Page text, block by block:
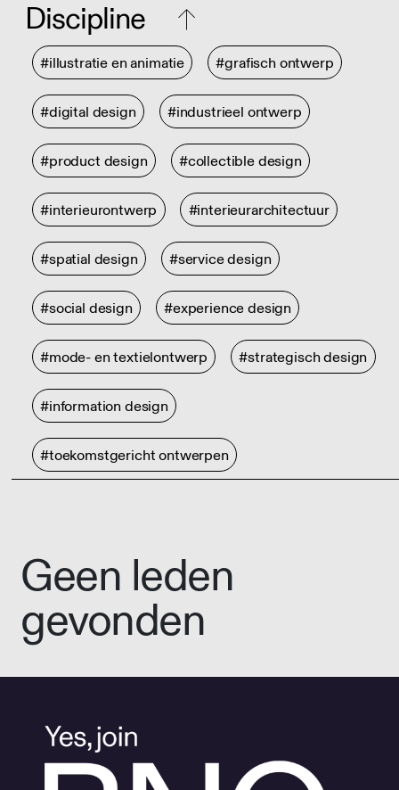
Discipline
#illustratie en animatie #grafisch ontwerp
#digital design #industrieel ontwerp
#product design #collectible design
#interieurontwerp #interieurarchitectuur
#spatial design #service design
#social design #experience design
#mode- en textielontwerp #strategisch design
#information design
#toekomstgericht ontwerpen
Geen leden
gevonden